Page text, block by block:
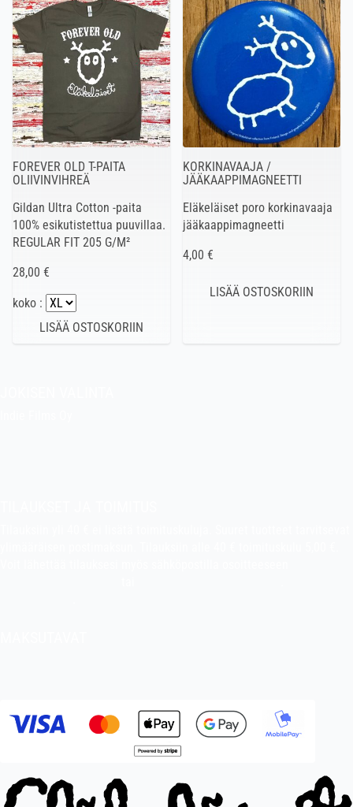
FOREVER OLD T-PAITA
OLIIVINVIHREÄ
Gildan Ultra Cotton -paita
100% esikutistettua puuvillaa.
REGULAR FIT 205 G/M²
28,00 €
koko :
KORKINAVAAJA /
JÄÄKAAPPIMAGNEETTI
Eläkeläiset poro korkinavaaja
jääkaappimagneetti
4,00 €